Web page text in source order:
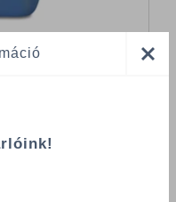
- kattints a lenti